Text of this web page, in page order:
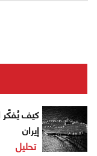
كيف يُفكّر
إيران
تحليل